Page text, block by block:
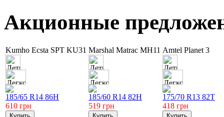
Акционные
Kumho Ecsta SPT KU31
185/65 R14 86H
610 грн
Marshal Matrac MH11
185/60 R14 82H
519 грн
Amtel Planet 3
175/70 R13 82T
418 грн